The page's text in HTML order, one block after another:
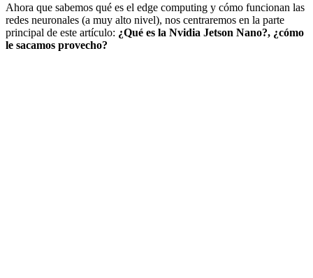
Ahora que sabemos qué es el edge computing y cómo funcionan las
redes neuronales (a muy alto nivel), nos centraremos en la parte
principal de este artículo: ¿Qué es la Nvidia Jetson Nano?, ¿cómo
le sacamos provecho?